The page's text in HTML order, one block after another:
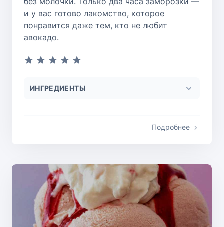
и у вас готово лакомство, которое
понравится даже тем, кто не любит
авокадо.
ИНГРЕДИЕНТЫ
Подробнее